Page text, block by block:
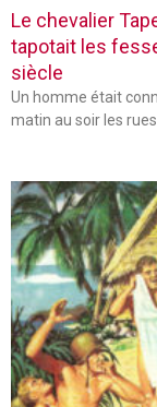
Le chevalier
tapotait les
siècle
Un homme était
matin au soir les